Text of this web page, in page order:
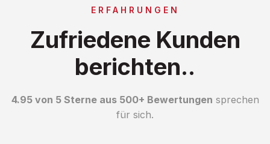
ERFAHRUNGEN
Zufriedene Kunden
berichten..
4.95 von 5 Sterne aus 500+ Bewertungen sprechen
für sich.